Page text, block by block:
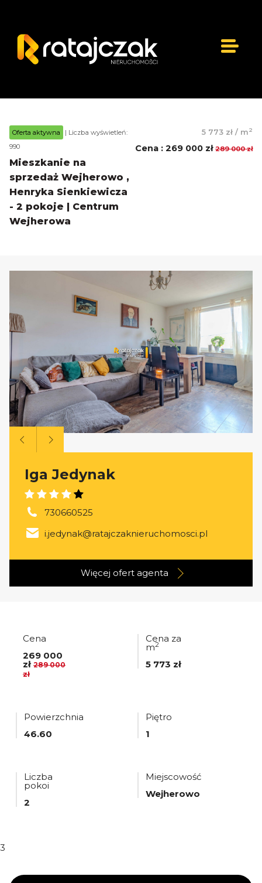
Oferta aktywna
| Liczba wyświetleń:
990
Mieszkanie na
sprzedaż Wejherowo ,
Henryka Sienkiewicza
- 2 pokoje | Centrum
Wejherowa
5 773 zł / m2
Cena : 269 000 zł 289 000 zł
Iga Jedynak
730660525
i.jedynak@ratajczaknieruchomosci.pl
Więcej ofert agenta
Cena
269 000
zł 289 000
zł
Cena za
m2
5 773 zł
Powierzchnia
46.60
Piętro
1
Liczba
pokoi
2
Miejscowość
Wejherowo
3